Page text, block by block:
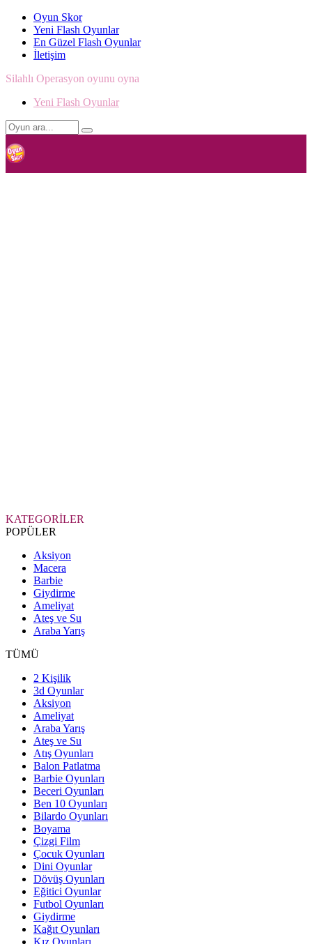
Oyun Skor
Yeni Flash Oyunlar
En Güzel Flash Oyunlar
İletişim
Silahlı Operasyon oyunu oyna
Yeni Flash Oyunlar
KATEGORİLER
POPÜLER
Aksiyon
Macera
Barbie
Giydirme
Ameliyat
Ateş ve Su
Araba Yarış
TÜMÜ
2 Kişilik
3d Oyunlar
Aksiyon
Ameliyat
Araba Yarış
Ateş ve Su
Atış Oyunları
Balon Patlatma
Barbie Oyunları
Beceri Oyunları
Ben 10 Oyunları
Bilardo Oyunları
Boyama
Çizgi Film
Çocuk Oyunları
Dini Oyunlar
Dövüş Oyunları
Eğitici Oyunlar
Futbol Oyunları
Giydirme
Kağıt Oyunları
Kız Oyunları